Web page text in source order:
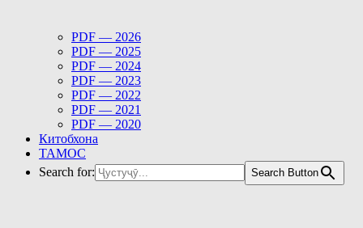
PDF — 2026
PDF — 2025
PDF — 2024
PDF — 2023
PDF — 2022
PDF — 2021
PDF — 2020
Китобхона
ТАМОС
Search for:
Search Button